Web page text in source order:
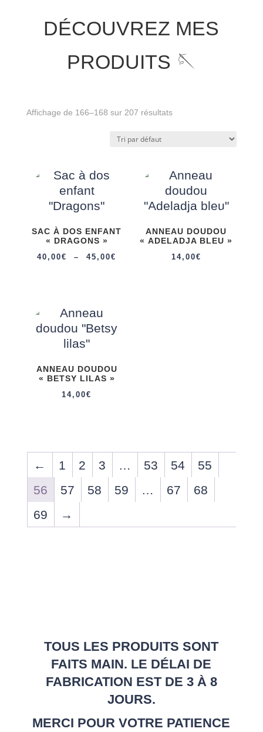
DÉCOUVREZ MES
PRODUITS 🪡
Affichage de 166–168 sur 207 résultats
SAC À DOS ENFANT
« DRAGONS »
40,00€ – 45,00€
45,00€
ANNEAU DOUDOU
« ADELADJA BLEU »
14,00€
ANNEAU DOUDOU
« BETSY LILAS »
14,00€
← 1 2 3 … 53 54
55
56
57 58 59 … 67
68
69
→
TOUS LES PRODUITS SONT
FAITS MAIN. LE DÉLAI DE
FABRICATION EST DE 3 À 8
JOURS.
MERCI POUR VOTRE PATIENCE